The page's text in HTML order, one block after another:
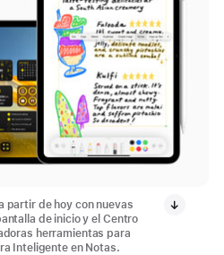
partir de hoy con nuevas
de inicio y el Centro
herramientas para
Inteligente en Notas.